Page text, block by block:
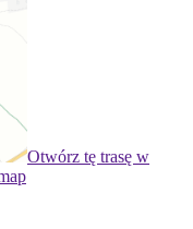
Otwórz tę trasę w